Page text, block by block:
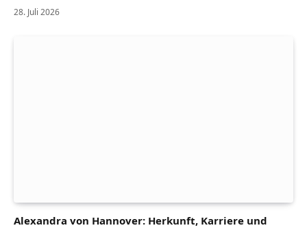
28. Juli 2026
Alexandra von Hannover: Herkunft, Karriere und